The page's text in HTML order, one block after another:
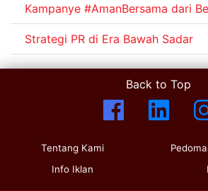
Kampanye #AmanBersama dari
Strategi PR di Era Bawah Sadar
Back to Top
Tentang Kami
Info Iklan